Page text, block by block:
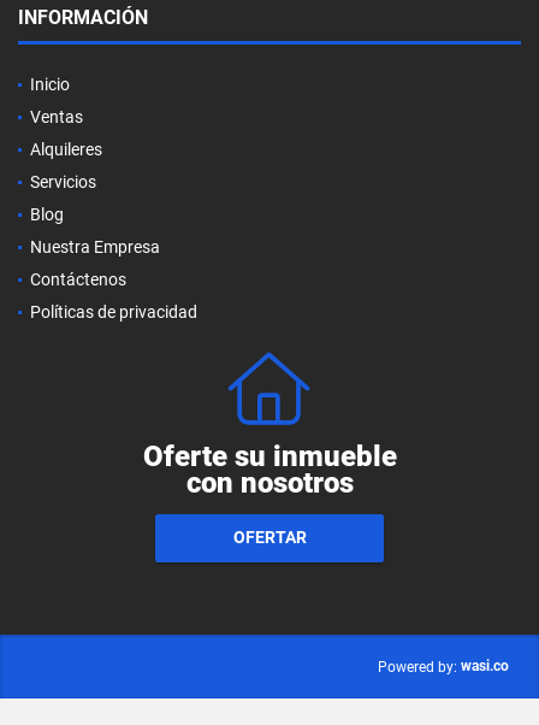
INFORMACIÓN
Inicio
Ventas
Alquileres
Servicios
Blog
Nuestra Empresa
Contáctenos
Políticas de privacidad
Oferte su inmueble
con nosotros
OFERTAR
Powered by: wasi.co